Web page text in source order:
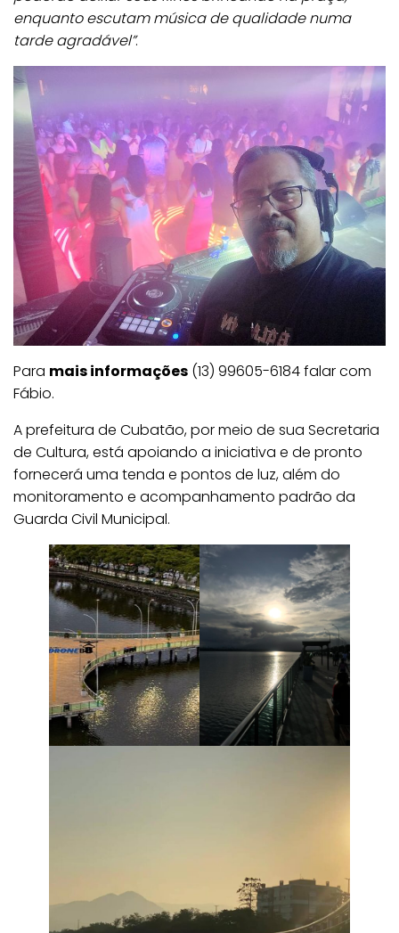
enquanto escutam música de qualidade numa
tarde agradável”.
Para mais informações (13) 99605-6184 falar com
Fábio.
A prefeitura de Cubatão, por meio de sua Secretaria
de Cultura, está apoiando a iniciativa e de pronto
fornecerá uma tenda e pontos de luz, além do
monitoramento e acompanhamento padrão da
Guarda Civil Municipal.